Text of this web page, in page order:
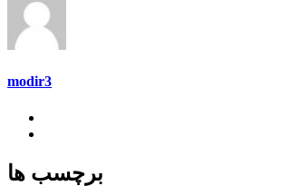
modir3
برچسب ها